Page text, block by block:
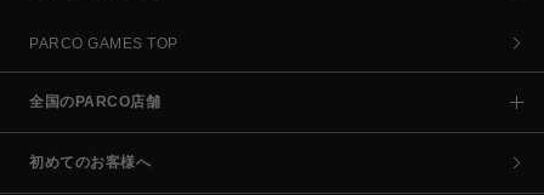
PARCO GAMES TOP
全国のPARCO店舗
初めてのお客様へ